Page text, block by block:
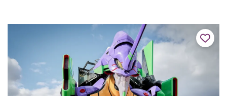
式で日本随一と...